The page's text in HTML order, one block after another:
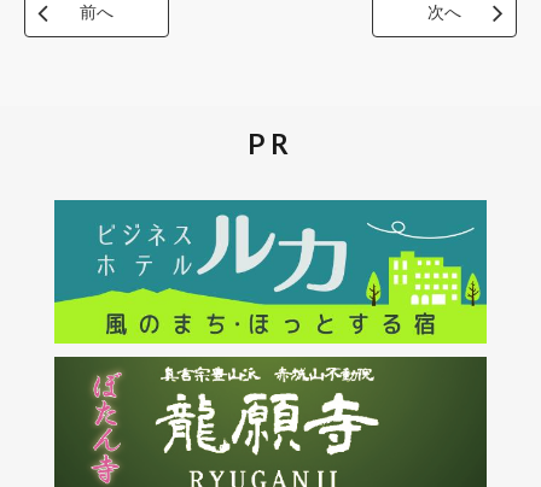
前へ 次へ
PR